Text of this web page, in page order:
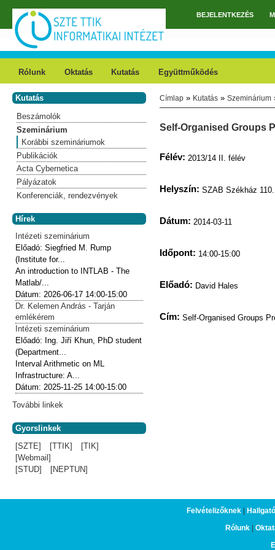
Ugrás a tartalomra
FőmenüBEJELENTKEZÉS
Rólunk Oktatás Kutatás Együttműködés
Jelenlegi hely
Címlap » Kutatás » Szeminárium
Self-Organised Groups
Félév: 2013/14 II. félév
Helyszín: SZAB Székház
Dátum: 2014-03-11
Időpont: 14:00-15:00
Előadó: David Hales
Cím: Self-Organised Groups
Kutatás
Beszámolók
Szeminárium
Korábbi szemináriumok
Publikációk
Acta Cybernetica
Pályázatok
Konferenciák, rendezvények
Hírek
Intézeti szeminárium
Előadó:Siegfried M. Rump
(Institute for...
An introduction to INTLAB - The
Matlab/...
Dátum:2026-06-17 14:00-15:00
Dr. Kelemen András - Tarján
emlékérem
Intézeti szeminárium
Előadó: Ing. Jiří Khun, PhD student
(Department...
Interval Arithmetic on ML
Infrastructure: A...
Dátum:2025-11-25 14:00-15:00
További linkek
Gyorslinkek
[SZTE]
[TTIK]
[TIK]
[Webmail]
[STUD]
[NEPTUN]
Felvételizőknek|
Rólunk|